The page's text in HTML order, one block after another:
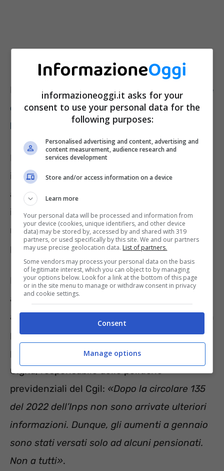
Leggi anche “
Aumentano le pensioni minime
da subito fino a 600 euro, ma c’è un nuovo
limite che blocca l’importo”
La legge di Bilancio 2023 ha stabilito che,
invece di 3 scaglioni, lo schema di
applicazione della rivalutazione sui diversi
importi fossero 6. La conseguenza di questa
modifica porterebbe a pensioni più alte che in
percentuale cresceranno di meno.
Per questo motivo, molti pensionati si
aspettavano nel cedolino di gennaio un
aumento delle pensioni. Ma, come già detto in
precedenza, questo non è avvenuto, se non
per pochi fortunati. A confermarlo è Enzo
Cigna, responsabile delle politiche
previdenziali del Cgil: «Dopo la circolare 135
del 2022 dell’Inps non sono arrivate ulteriori
informazioni. Dunque, gli aumenti a gennaio
sono stati versati solo ad alcuni pensionati.
Non a tutti».
informazioneoggi.it asks for your
consent to use your personal data for the
following purposes:
Personalised advertising and content, advertising and
content measurement, audience research and
services development
Store and/or access information on a device
Learn more
Your personal data will be processed and information from
your device (cookies, unique identifiers, and other device
data) may be stored by, accessed by and shared with 319
partners, or used specifically by this site. We and our partners
may use precise geolocation data. List of partners.
Some vendors may process your personal data on the basis
of legitimate interest, which you can object to by managing
your options below. Look for a link at the bottom of this page
or in the site menu to manage or withdraw consent in privacy
and cookie settings.
Consent
Manage options